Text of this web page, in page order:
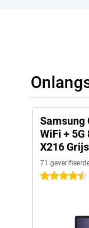
Samsung
WiFi + 5G
X216 Grijs
71
4.5 sterren